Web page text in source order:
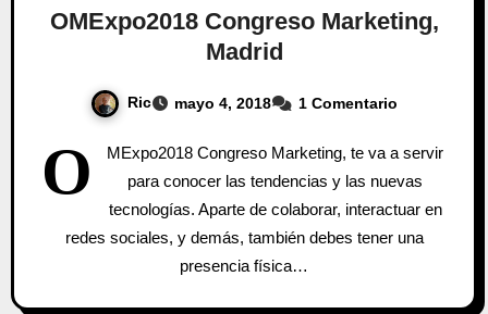
OMExpo2018 Congreso Marketing,
Madrid
Ric mayo 4, 2018 1 Comentario
O
MExpo2018 Congreso Marketing, te va a servir
para conocer las tendencias y las nuevas
tecnologías. Aparte de colaborar, interactuar en
redes sociales, y demás, también debes tener una
presencia física…